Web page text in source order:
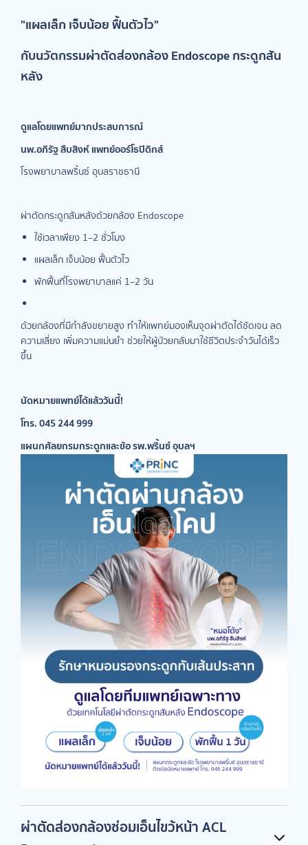
"แผลเล็ก เจ็บน้อย ฟื้นตัวไว"
กับนวัตกรรมผ่าตัดส่องกล้อง Endoscope กระดูกสัน
หลัง
ดูแลโดยแพทย์มากประสบการณ์
นพ.อภิรัฐ สืบสิงห์ แพทย์ออร์โธปิดิกส์
โรงพยาบาลพริ้นซ์ อุบลราชธานี
ผ่าตัดกระดูกสันหลังด้วยกล้อง Endoscope
ใช้เวลาเพียง 1–2 ชั่วโมง
แผลเล็ก เจ็บน้อย ฟื้นตัวไว
พักฟื้นที่โรงพยาบาลแค่ 1–2 วัน
ด้วยกล้องที่มีกำลังขยายสูง ทำให้แพทย์มองเห็นจุดผ่าตัดได้ชัดเจน ลด
ความเสี่ยง เพิ่มความแม่นยำ ช่วยให้ผู้ป่วยกลับมาใช้ชีวิตประจำวันได้เร็ว
ขึ้น
นัดหมายแพทย์ได้แล้ววันนี้!
โทร. 045 244 999
แผนกศัลยกรมกระดูกและข้อ รพ.พริ้นซ์ อุบลฯ
ผ่าตัดส่องกล้องซ่อมเอ็นไขว้หน้า ACL